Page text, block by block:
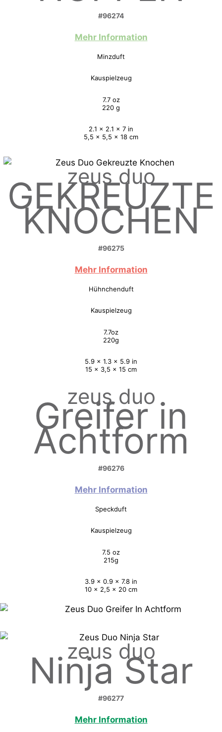
#96274
Mehr Information
Minzduft
Kauspielzeug
7.7 oz
220 g
2.1 x 2.1 x 7 in
5,5 x 5,5 x 18 cm
zeus duo
GEKREUZTE
KNOCHEN
#96275
Mehr Information
Hühnchenduft
Kauspielzeug
7.7oz
220g
5.9 x 1.3 x 5.9 in
15 x 3,5 x 15 cm
zeus duo
Greifer in
Achtform
#96276
Mehr Information
Speckduft
Kauspielzeug
7.5 oz
215g
3.9 x 0.9 x 7.8 in
10 x 2,5 x 20 cm
zeus duo
Ninja Star
#96277
Mehr Information